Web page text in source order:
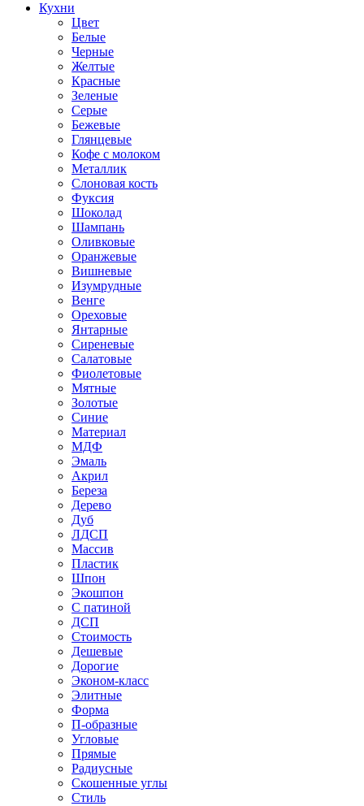
Кухни
Цвет
Белые
Черные
Желтые
Красные
Зеленые
Серые
Бежевые
Глянцевые
Кофе с молоком
Металлик
Слоновая кость
Фуксия
Шоколад
Шампань
Оливковые
Оранжевые
Вишневые
Изумрудные
Венге
Ореховые
Янтарные
Сиреневые
Салатовые
Фиолетовые
Мятные
Золотые
Синие
Материал
МДФ
Эмаль
Акрил
Береза
Дерево
Дуб
ЛДСП
Массив
Пластик
Шпон
Экошпон
С патиной
ДСП
Стоимость
Дешевые
Дорогие
Эконом-класс
Элитные
Форма
П-образные
Угловые
Прямые
Радиусные
Скошенные углы
Стиль